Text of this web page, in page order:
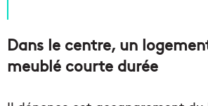
Dans le centre, un
meublé courte durée